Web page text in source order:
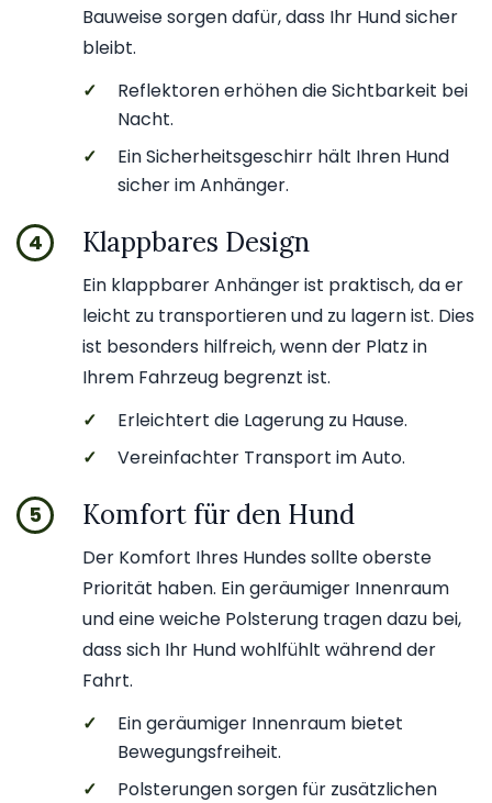
Bauweise sorgen dafür, dass Ihr Hund sicher
bleibt.
✓
Reflektoren erhöhen die Sichtbarkeit bei
Nacht.
✓
Ein Sicherheitsgeschirr hält Ihren Hund
sicher im Anhänger.
4 Klappbares Design
Ein klappbarer Anhänger ist praktisch, da er
leicht zu transportieren und zu lagern ist. Dies
ist besonders hilfreich, wenn der Platz in
Ihrem Fahrzeug begrenzt ist.
✓
Erleichtert die Lagerung zu Hause.
✓
Vereinfachter Transport im Auto.
5 Komfort für den Hund
Der Komfort Ihres Hundes sollte oberste
Priorität haben. Ein geräumiger Innenraum
und eine weiche Polsterung tragen dazu bei,
dass sich Ihr Hund wohlfühlt während der
Fahrt.
✓
Ein geräumiger Innenraum bietet
Bewegungsfreiheit.
✓
Polsterungen sorgen für zusätzlichen